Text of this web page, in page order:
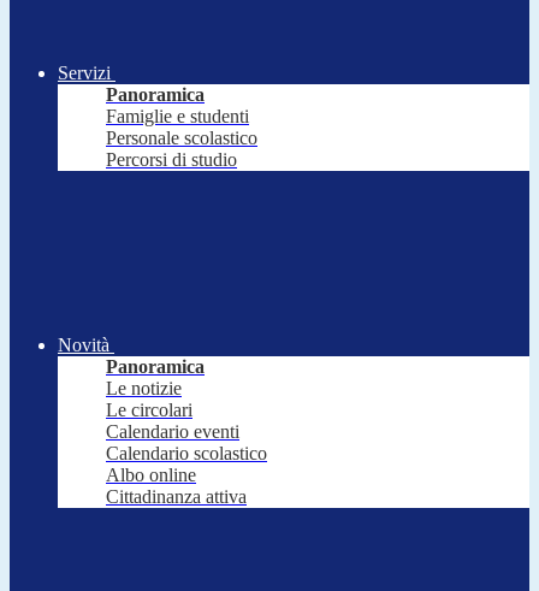
Servizi
Panoramica
Famiglie e studenti
Personale scolastico
Percorsi di studio
Novità
Panoramica
Le notizie
Le circolari
Calendario eventi
Calendario scolastico
Albo online
Cittadinanza attiva